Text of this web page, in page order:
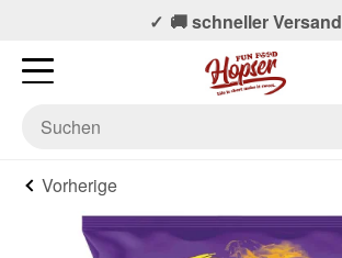
📞 Persönlicher Support🚚 schneller Versand
Vorherige